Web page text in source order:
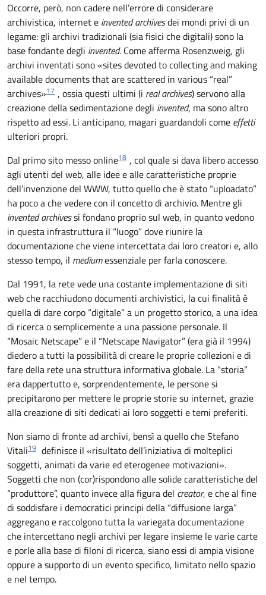
Occorre, però, non cadere nell’errore di considerare
archivistica, internet e invented archivesdei mondi privi di un
legame: gli archivi tradizionali (sia fisici che digitali) sono la
base fondante degli invented. Come afferma Rosenzweig, gli
archivi inventati sono «sites devoted to collecting and making
available documents that are scattered in various “real”
archives»17 , ossia questi ultimi (i real archives) servono alla
creazione della sedimentazione degli invented, ma sono altro
rispetto ad essi. Li anticipano, magari guardandoli come effetti
ulteriori propri.
Dal primo sito messo online18 , col quale si dava libero accesso
agli utenti del web, alle idee e alle caratteristiche proprie
dell’invenzione del WWW, tutto quello che è stato “uploadato”
ha poco a che vedere con il concetto di archivio. Mentre gli
invented archivessi fondano proprio sul web, in quanto vedono
in questa infrastruttura il “luogo” dove riunire la
documentazione che viene intercettata dai loro creatori e, allo
stesso tempo, il mediumessenziale per farla conoscere.
Dal 1991, la rete vede una costante implementazione di siti
web che racchiudono documenti archivistici, la cui finalità è
quella di dare corpo “digitale” a un progetto storico, a una idea
di ricerca o semplicemente a una passione personale. Il
“Mosaic Netscape” e il “Netscape Navigator” (era già il 1994)
diedero a tutti la possibilità di creare le proprie collezioni e di
fare della rete una struttura informativa globale. La “storia”
era dappertutto e, sorprendentemente, le persone si
precipitarono per mettere le proprie storie su internet, grazie
alla creazione di siti dedicati ai loro soggetti e temi preferiti.
Non siamo di fronte ad archivi, bensì a quello che Stefano
Vitali19 definisce il «risultato dell’iniziativa di molteplici
soggetti, animati da varie ed eterogenee motivazioni».
Soggetti che non (cor)rispondono alle solide caratteristiche del
“produttore”, quanto invece alla figura del creator, e che al fine
di soddisfare i democratici principi della “diffusione larga”
aggregano e raccolgono tutta la variegata documentazione
che intercettano negli archivi per legare insieme le varie carte
e porle alla base di filoni di ricerca, siano essi di ampia visione
oppure a supporto di un evento specifico, limitato nello spazio
e nel tempo.